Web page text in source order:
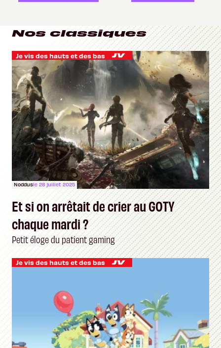
Nos classiques
Je vis des hauts et des bas
Noddusle 28 juillet 2025
Et si on arrêtait de crier au GOTY
chaque mardi ?
Petit éloge du patient gaming
Je vis des hauts et des bas